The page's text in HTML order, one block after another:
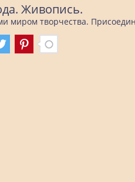
Живопись.
миром творчества.